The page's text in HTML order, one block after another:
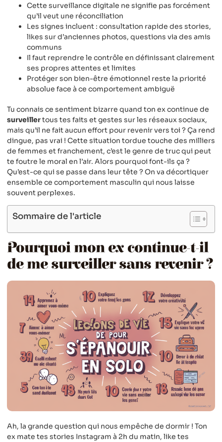
Cette surveillance digitale ne signifie pas forcément
qu’il veut une réconciliation
Les signes incluent : consultation rapide des stories,
likes sur d’anciennes photos, questions via des amis
communs
Il faut reprendre le contrôle en définissant clairement
ses propres attentes et limites
Protéger son bien-être émotionnel reste la priorité
absolue face à ce comportement ambiguë
Tu connais ce sentiment bizarre quand ton ex continue de
surveillertous tes faits et gestes sur les réseaux sociaux,
mais qu’il ne fait aucun effort pour revenir vers toi ? Ça rend
dingue, pas vrai ! Cette situation tordue touche des milliers
de femmes et franchement, c’est le genre de truc qui peut
te foutre le moral en l’air. Alors pourquoi font-ils ça ?
Qu’est-ce qui se passe dans leur tête ? On va décortiquer
ensemble ce comportement masculin qui nous laisse
souvent perplexes.
Sommaire de l'article
Pourquoi mon ex continue-t-il
de me surveiller sans revenir ?
Ah, la grande question qui nous empêche de dormir ! Ton
ex mate tes stories Instagram à 2h du matin, like tes